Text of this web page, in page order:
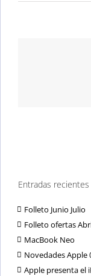
Entradas recientes
Folleto Junio Julio
Folleto ofertas
MacBook Neo
Novedades Apple
Apple presenta el